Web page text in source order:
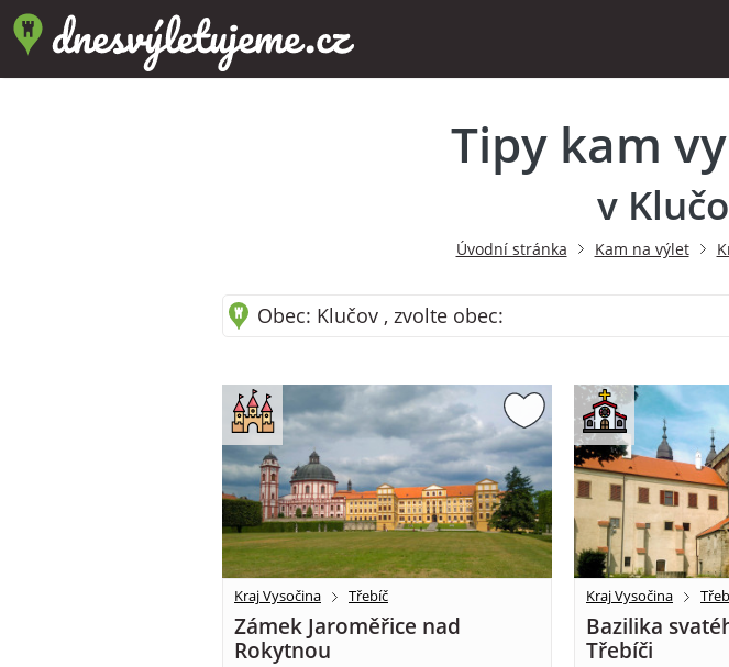
Tipy kam
v
Úvodní stránka Kam na výlet
Obec: Klučov , zvolte obec:
Kraj Vysočina Třebíč
Zámek Jaroměřice nad
Rokytnou
Kraj Vysočina
Bazilika
Třebíči